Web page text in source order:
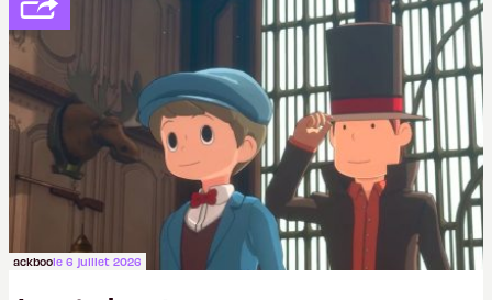
ackboole 6 juillet 2026